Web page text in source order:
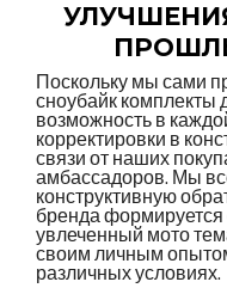
Поскольку мы сами
сноубайк
возможность в
корректировки в
связи от наших
амбассадоров. Мы
конструктивную
бренда
увлеченный мото
своим личным
различных условиях.